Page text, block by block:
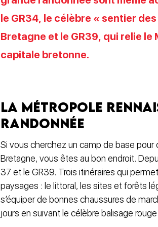
le GR34, le célèbre « sentier
Bretagne et le GR39, qui relie
capitale bretonne.
La métropole
randonnée
Si vous cherchez un camp de base
Bretagne, vous êtes au bon endroit.
37 et le GR39. Trois itinéraires qui
paysages : le littoral, les sites et forêts
s’équiper de bonnes chaussures de
jours en suivant le célèbre balisage